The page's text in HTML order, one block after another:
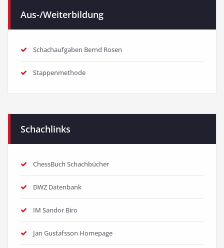
Aus-/Weiterbildung
Schachaufgaben Bernd Rosen
Stappenmethode
Schachlinks
ChessBuch Schachbücher
DWZ Datenbank
IM Sandor Biro
Jan Gustafsson Homepage